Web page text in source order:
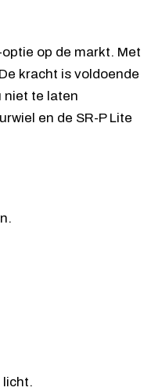
optie op de markt. Met
kracht is voldoende
niet te laten
en de SR-P Lite
licht.